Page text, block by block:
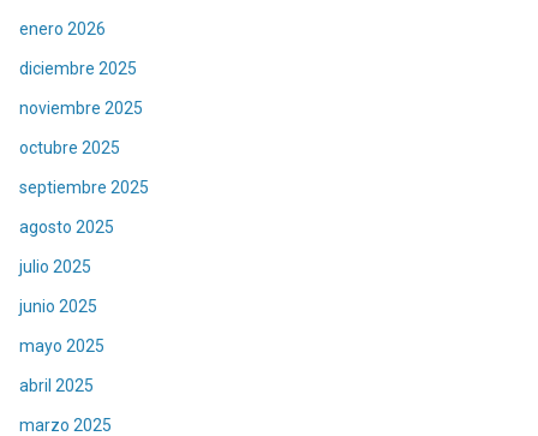
enero 2026
diciembre 2025
noviembre 2025
octubre 2025
septiembre 2025
agosto 2025
julio 2025
junio 2025
mayo 2025
abril 2025
marzo 2025